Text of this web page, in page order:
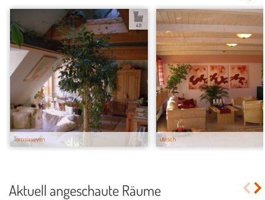
Tomsixseven
4.8
utesch
Aktuell angeschaute Räume